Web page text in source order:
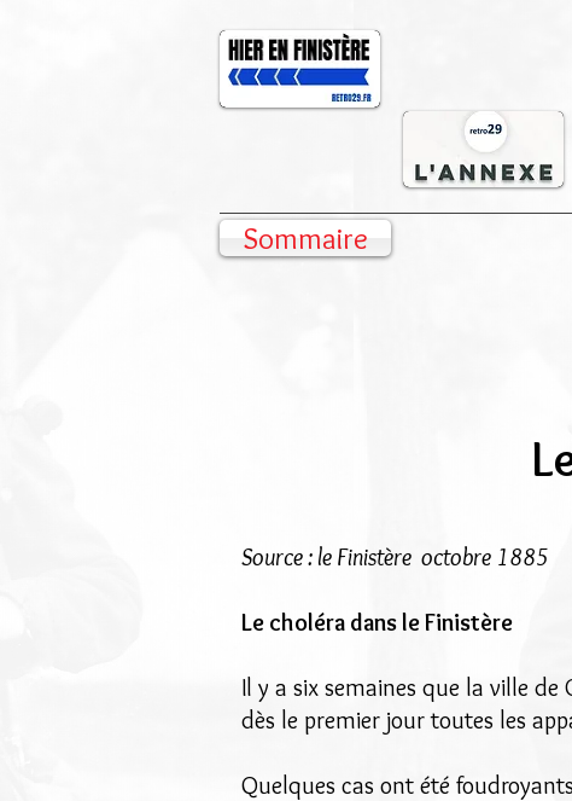
Sommaire
Source : le Finistère octobre 1885
Le choléra dans le Finistère
Il y a six semaines que la ville
dès le premier jour toutes les
Quelques cas ont été